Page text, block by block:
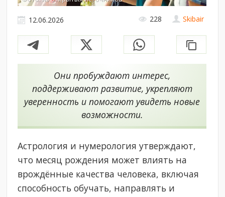
Skibair
12.06.2026 228
Они пробуждают интерес,
поддерживают развитие, укрепляют
уверенность и помогают увидеть новые
возможности.
Астрология и нумерология утверждают,
что месяц рождения может влиять на
врождённые качества человека, включая
способность обучать, направлять и